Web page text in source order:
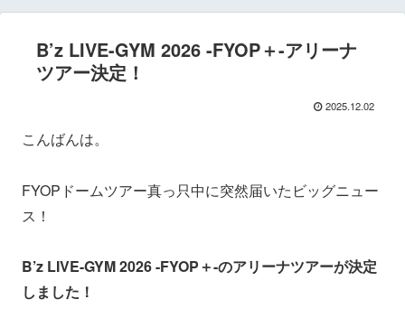
B’z LIVE-GYM 2026 -FYOP＋-アリーナ
ツアー決定！
2025.12.02
こんばんは。
FYOPドームツアー真っ只中に突然届いたビッグニュー
ス！
B’z LIVE-GYM 2026 -FYOP＋-のアリーナツアーが決定
しました！